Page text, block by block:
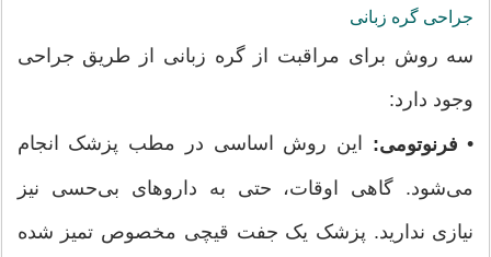
جراحی گره زبانی
سه روش برای مراقبت از گره زبانی از طریق جراحی
وجود دارد:
• فرنوتومی: این روش اساسی در مطب پزشک انجام
می‌شود. گاهی اوقات، حتی به داروهای بی‌حسی نیز
نیازی ندارید. پزشک یک جفت قیچی مخصوص تمیز شده